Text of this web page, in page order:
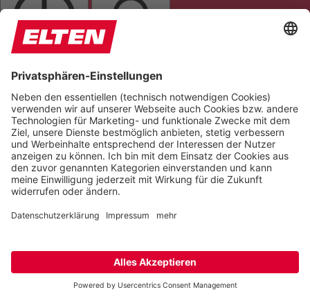
Orientierung
LESELINIE TASTATURNAVIGATION